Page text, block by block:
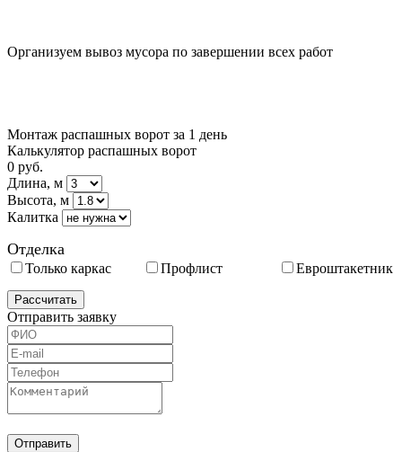
Организуем вывоз мусора по завершении всех работ
Монтаж распашных ворот за 1 день
Калькулятор распашных ворот
0 руб.
Длина, м
Высота, м
Калитка
Отделка
Только каркас Профлист Евроштакетник
Отправить заявку